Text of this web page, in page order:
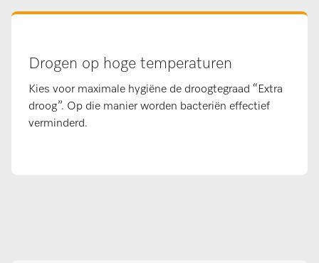
Drogen op hoge temperaturen
Kies voor maximale hygiëne de droogtegraad “Extra
droog”. Op die manier worden bacteriën effectief
verminderd.